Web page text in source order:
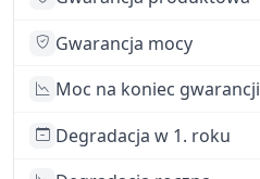
Gwarancja mocy
Moc na koniec gwarancji
Degradacja w 1. roku